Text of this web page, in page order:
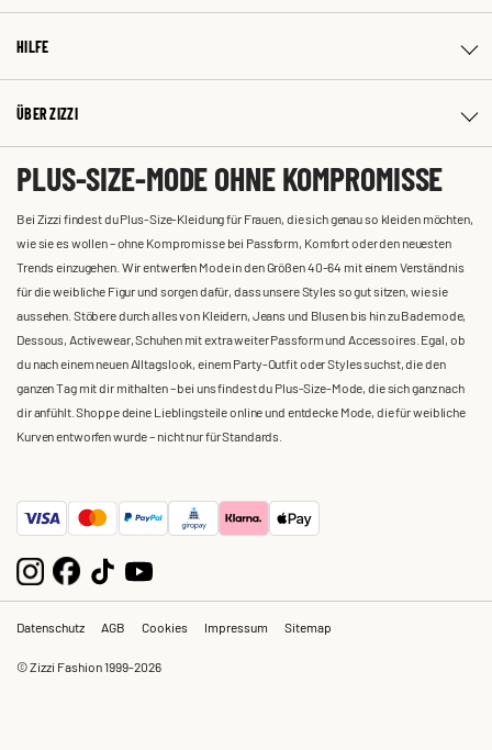
HILFE
ÜBER ZIZZI
PLUS-SIZE-MODE OHNE KOMPROMISSE
Bei Zizzi findest du Plus-Size-Kleidung für Frauen, die sich genau so kleiden möchten,
wie sie es wollen – ohne Kompromisse bei Passform, Komfort oder den neuesten
Trends einzugehen. Wir entwerfen Mode in den Größen 40-64 mit einem Verständnis
für die weibliche Figur und sorgen dafür, dass unsere Styles so gut sitzen, wie sie
aussehen. Stöbere durch alles von Kleidern, Jeans und Blusen bis hin zu Bademode,
Dessous, Activewear, Schuhen mit extra weiter Passform und Accessoires. Egal, ob
du nach einem neuen Alltagslook, einem Party-Outfit oder Styles suchst, die den
ganzen Tag mit dir mithalten – bei uns findest du Plus-Size-Mode, die sich ganz nach
dir anfühlt. Shoppe deine Lieblingsteile online und entdecke Mode, die für weibliche
Kurven entworfen wurde – nicht nur für Standards.
Datenschutz AGB Cookies Impressum Sitemap
© Zizzi Fashion 1999-2026